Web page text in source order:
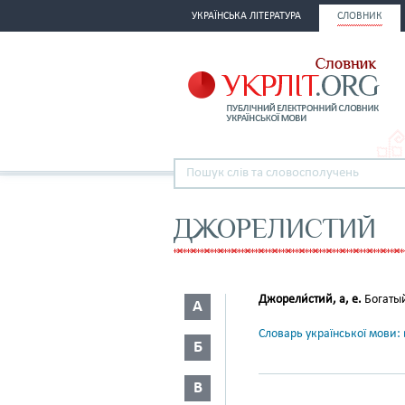
УКРАЇНСЬКА ЛІТЕРАТУРА СЛОВНИК
ДЖОРЕЛИСТИЙ
А
Б
В
Джорели́стий, а, е.
Словарь української